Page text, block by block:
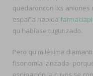
quedaroncon lxs
españa habida
qu habíase tugurizado.
Pero qu milésima
fisonomía lanzada-